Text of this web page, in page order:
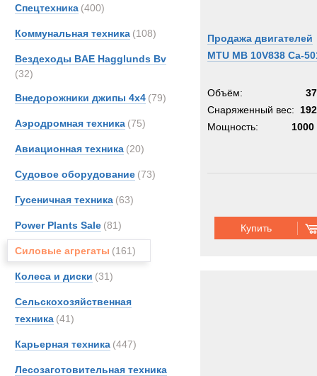
Спецтехника (400)
Коммунальная техника (108)
Вездеходы BAE Hagglunds Bv
(32)
Внедорожники джипы 4х4 (79)
Аэродромная техника (75)
Авиационная техника (20)
Судовое оборудование (73)
Гусеничная техника (63)
Power Plants Sale (81)
Силовые агрегаты (161)
Колеса и диски (31)
Сельскохозяйственная
техника (41)
Карьерная техника (447)
Лесозаготовительная техника
Продажа двигателей
MTU MB 10V838 Ca-
Объём:
Снаряженный вес:
Мощность:
1000
Купить